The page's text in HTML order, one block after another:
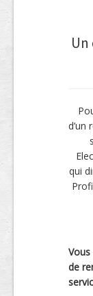
Un
d’un
qui
de